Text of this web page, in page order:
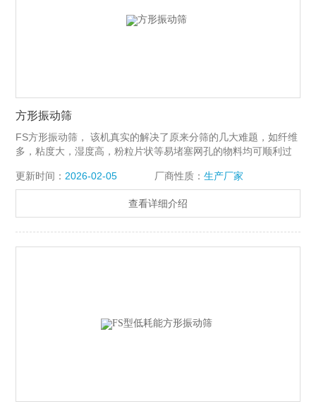
方形振动筛
FS方形振动筛， 该机真实的解决了原来分筛的几大难题，如纤维
多，粘度大，湿度高，粉粒片状等易堵塞网孔的物料均可顺利过
上，筛分精度高，处理量大，结构简单，维修、清洗方便，振幅
可调，生产能力大等优点，全封闭结构，自动排料，更适合于流
更新时间： 2026-02-05 厂商性质： 生产厂家
查看详细介绍